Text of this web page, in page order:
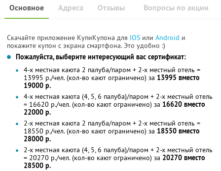
Основное Отзывы Вопросы по акции
Адреса
Скачайте приложение КупиКупона для IOS или Android и
покажите купон с экрана смартфона. Это удобно :)
Пожалуйста, выберите интересующий вас сертификат:
4-х местная каюта 2 палуба/паром + 2-х местный отель =
13995 р./чел. (кол-во кают ограничено) за 13995 вместо
19000 р.
4-х местная каюта (4, 5, 6 палуба)/паром + 2-х местный отель
= 16620 р./чел. (кол-во кают ограничено) за 16620 вместо
22000 р.
2-х местная каюта 2 палуба/паром + 2-х местный отель =
18550 р./чел. (кол-во кают ограничено) за 18550 вместо
28000 р.
2-х местная каюта (4, 5, 6 палуба)/паром + 2-х местный отель
= 20270 р./чел. (кол-во кают ограничено) за 20270 вместо
28500 р.